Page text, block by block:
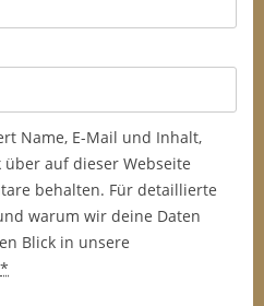
Name, E-Mail und Inhalt,
auf dieser Webseite
behalten. Für detaillierte
warum wir deine Daten
Blick in unsere
*